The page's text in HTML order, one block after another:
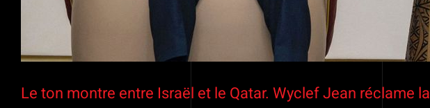
Le ton montre entre Israël et le Qatar. Wyclef Jean réclame